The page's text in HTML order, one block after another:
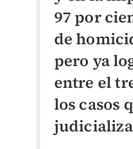
97 por
de
pero ya
entre el
los casos